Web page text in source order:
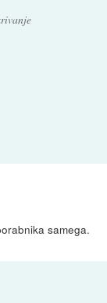
samega.